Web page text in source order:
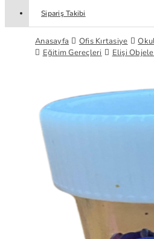
Sipariş Takibi
Anasayfa Ofis Kırtasiye
Eğitim Gereçleri
Elişi